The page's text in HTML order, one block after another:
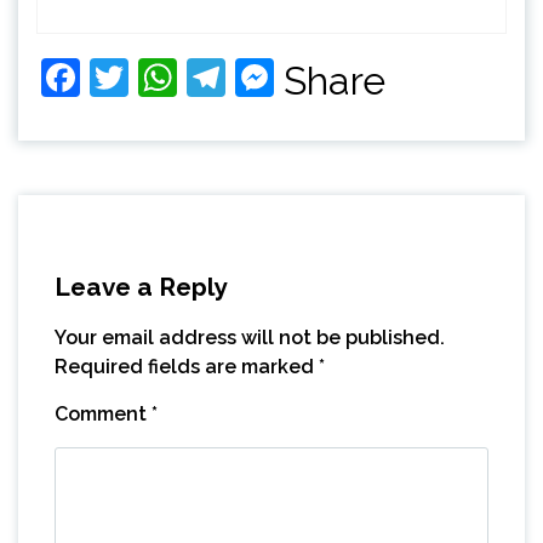
Facebook
Twitter
WhatsApp
Telegram
Messenger
Share
Leave a Reply
Your email address will not be published.
Required fields are marked *
Comment *